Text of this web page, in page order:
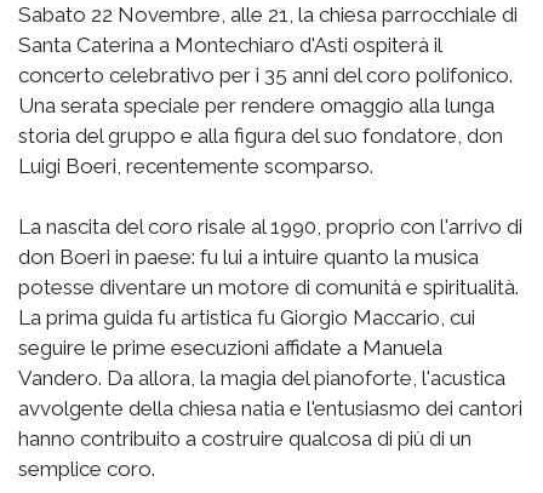
Sabato 22 Novembre, alle 21, la chiesa parrocchiale di
Santa Caterina a Montechiaro d'Asti ospiterà il
concerto celebrativo per i 35 anni del coro polifonico.
Una serata speciale per rendere omaggio alla lunga
storia del gruppo e alla figura del suo fondatore, don
Luigi Boeri, recentemente scomparso.
La nascita del coro risale al 1990, proprio con l'arrivo di
don Boeri in paese: fu lui a intuire quanto la musica
potesse diventare un motore di comunità e spiritualità.
La prima guida fu artistica fu Giorgio Maccario, cui
seguire le prime esecuzioni affidate a Manuela
Vandero. Da allora, la magia del pianoforte, l'acustica
avvolgente della chiesa natia e l'entusiasmo dei cantori
hanno contribuito a costruire qualcosa di più di un
semplice coro.